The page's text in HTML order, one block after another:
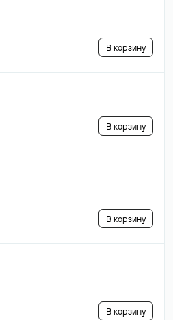
В корзину
В корзину
В корзину
В корзину